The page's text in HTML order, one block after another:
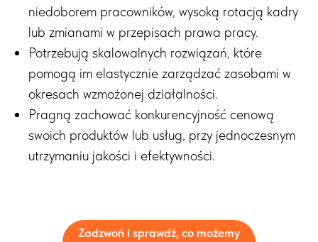
niedoborem pracowników, wysoką rotacją kadry
lub zmianami w przepisach prawa pracy.
Potrzebują skalowalnych rozwiązań, które
pomogą im elastycznie zarządzać zasobami w
okresach wzmożonej działalności.
Pragną zachować konkurencyjność cenową
swoich produktów lub usług, przy jednoczesnym
utrzymaniu jakości i efektywności.
Zadzwoń i sprawdź, co możemy